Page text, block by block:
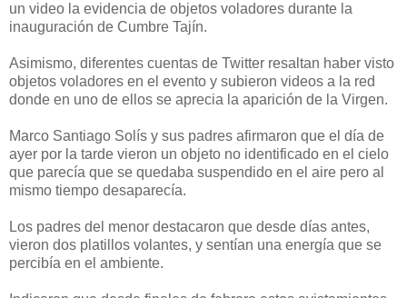
un video la evidencia de objetos voladores durante la
inauguración de Cumbre Tajín.
Asimismo, diferentes cuentas de Twitter resaltan haber visto
objetos voladores en el evento y subieron videos a la red
donde en uno de ellos se aprecia la aparición de la Virgen.
Marco Santiago Solís y sus padres afirmaron que el día de
ayer por la tarde vieron un objeto no identificado en el cielo
que parecía que se quedaba suspendido en el aire pero al
mismo tiempo desaparecía.
Los padres del menor destacaron que desde días antes,
vieron dos platillos volantes, y sentían una energía que se
percibía en el ambiente.